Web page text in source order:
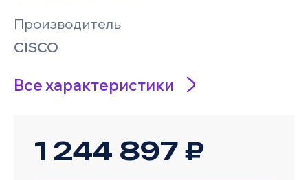
Производитель
CISCO
Все характеристики
1 244 897 ₽